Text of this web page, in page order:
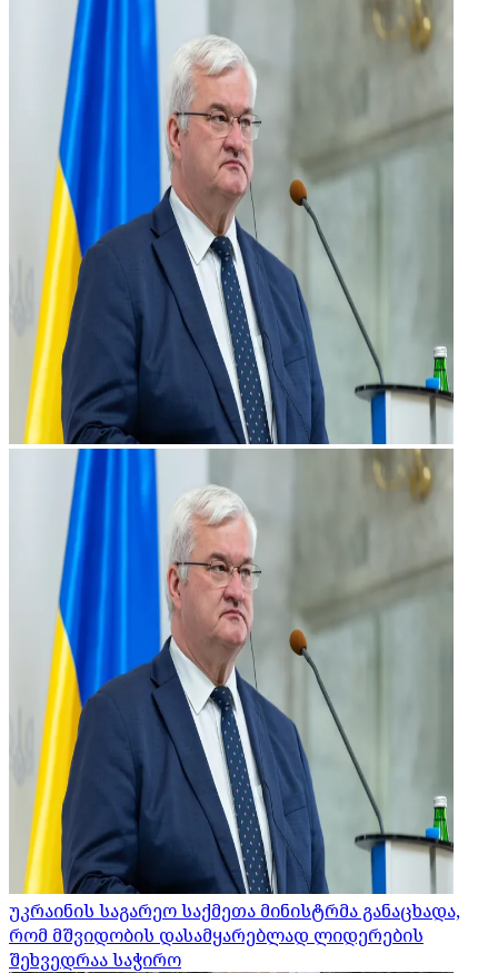
უკრაინის საგარეო საქმეთა მინისტრმა განაცხადა,
რომ მშვიდობის დასამყარებლად ლიდერების
შეხვედრაა საჭირო